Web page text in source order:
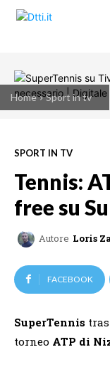
Home Sport in tv
SPORT IN TV
Tennis:
free su
Autore Loris
FACEBOOK
SuperTennis
torneo ATP di